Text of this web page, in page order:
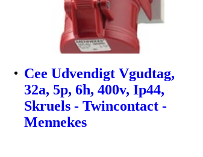
Cee Udvendigt Vgudtag,
32a, 5p, 6h, 400v, Ip44,
Skruels - Twincontact -
Mennekes